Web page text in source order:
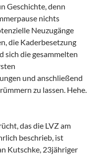
Geschichte, denn
nichts
Neuzugänge
die Kaderbesetzung
sich die gesammelten
und anschließend
zu lassen. Hehe.
das die LVZ am
beschrieb, ist
Kutschke, 23jähriger